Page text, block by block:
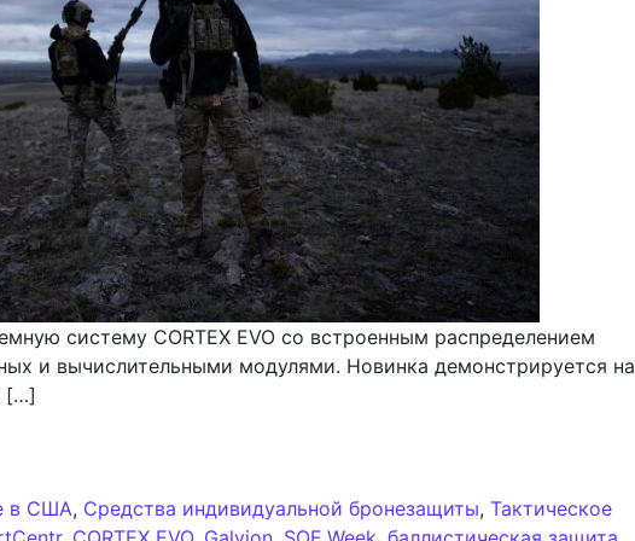
систему CORTEX EVO со встроенным распределением
и вычислительными модулями. Новинка демонстрируется на
[…]
в США, Средства индивидуальной бронезащиты, Тактическое